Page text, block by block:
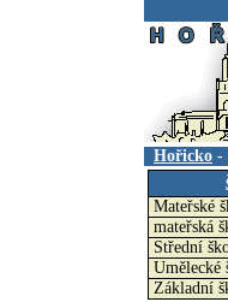
Hořicko -
Mateřské
mateřská
Střední
Umělecké
Základní